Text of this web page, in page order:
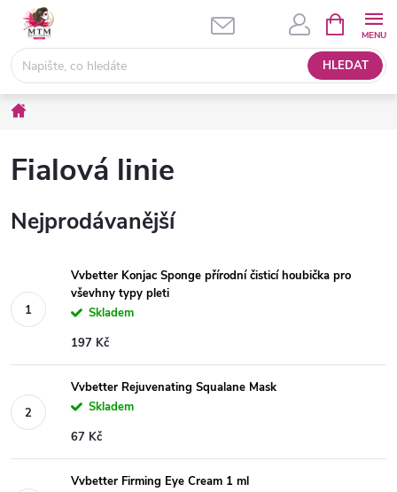
Přejít
obsah
HLEDAT
NÁKUPNÍ
KOŠÍK
Fialová linie
Nejprodávanější
Vvbetter Konjac Sponge přírodní čisticí houbička pro
vševhny typy pleti
Skladem
197 Kč
Vvbetter Rejuvenating Squalane Mask
Skladem
67 Kč
Vvbetter Firming Eye Cream 1 ml